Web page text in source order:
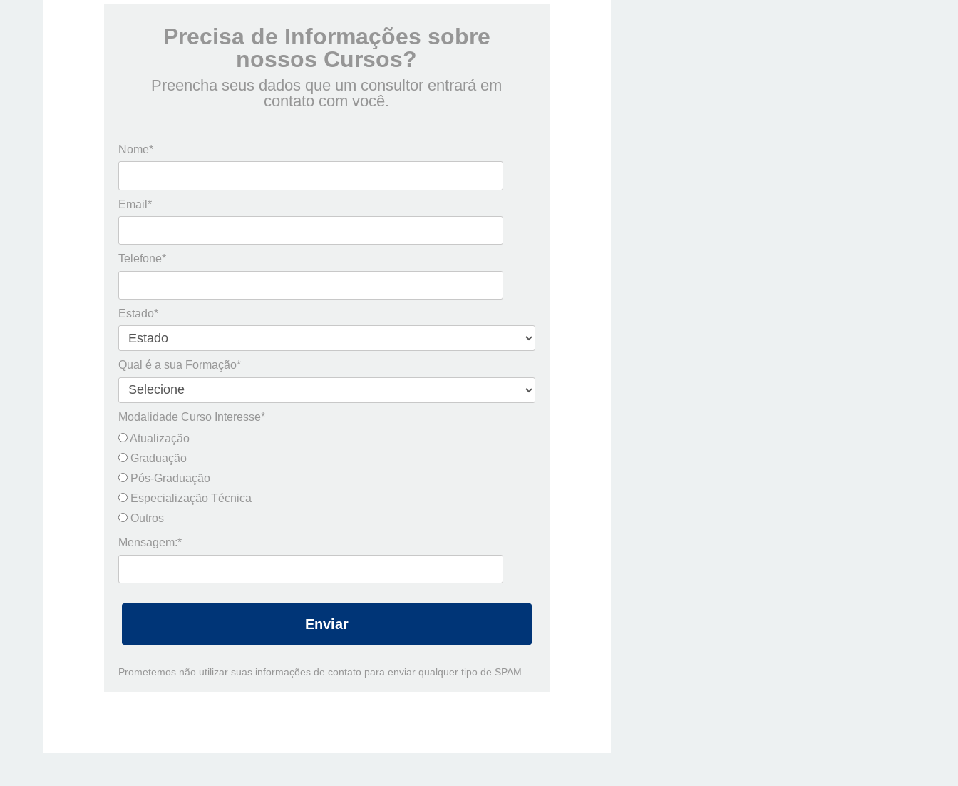
Precisa de Informações sobre
nossos Cursos?
Preencha seus dados que um consultor entrará em
contato com você.
Nome*
Email*
Telefone*
Estado*
Qual é a sua Formação*
Modalidade Curso Interesse*
Atualização
Graduação
Pós-Graduação
Especialização Técnica
Outros
Mensagem:*
Enviar
Prometemos não utilizar suas informações de contato para enviar qualquer tipo de SPAM.